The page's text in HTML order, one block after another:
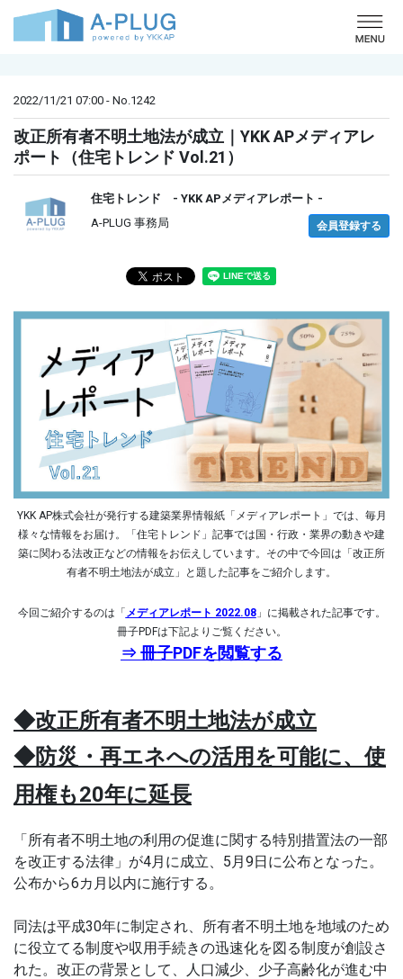
2022/11/21 07:00 - No.1242
改正所有者不明土地法が成立｜YKK APメディアレ
ポート（住宅トレンド Vol.21）
住宅トレンド - YKK APメディアレポート -
A-PLUG 事務局
会員登録する
YKK AP株式会社が発行する建築業界情報紙「メディアレポート」では、毎月
様々な情報をお届け。「住宅トレンド」記事では国・行政・業界の動きや建
築に関わる法改正などの情報をお伝えしています。その中で今回は「改正所
有者不明土地法が成立」と題した記事をご紹介します。
今回ご紹介するのは「 メディアレポート 2022.08」に掲載された記事です。
冊子PDFは下記よりご覧ください。
⇒ 冊子PDFを閲覧する
◆改正所有者不明土地法が成立
◆防災・再エネへの活用を可能に、使
用権も20年に延長
「所有者不明土地の利用の促進に関する特別措置法の一部
を改正する法律」が4月に成立、5月9日に公布となった。
公布から6カ月以内に施行する。
同法は平成30年に制定され、所有者不明土地を地域のため
に役立てる制度や収用手続きの迅速化を図る制度が創設さ
れた。改正の背景として、人口減少、少子高齢化が進む中